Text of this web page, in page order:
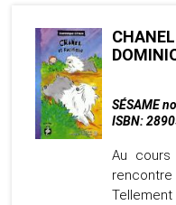
SÉSAME
ISBN:
Au cours